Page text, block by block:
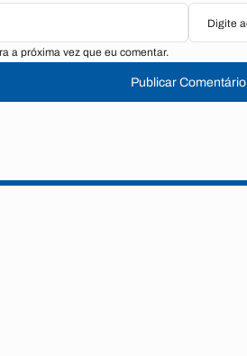
a próxima vez que eu comentar.
Publicar Comentário